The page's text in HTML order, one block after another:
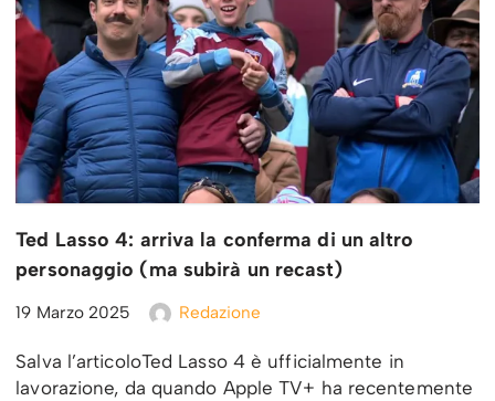
Ted Lasso 4: arriva la conferma di un altro
personaggio (ma subirà un recast)
19 Marzo 2025 Redazione
Salva l’articoloTed Lasso 4 è ufficialmente in
lavorazione, da quando Apple TV+ ha recentemente